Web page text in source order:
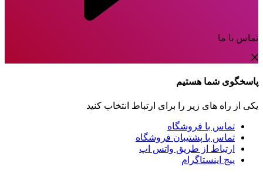
تماس با ما
پاسخگوی شما هستیم
یکی از راه های زیر را برای ارتباط انتخاب کنید
تماس با فروشگاه
تماس با پشتیبان فروشگاه
ارتباط از طریق واتس اپ
پیج اینستاگرام